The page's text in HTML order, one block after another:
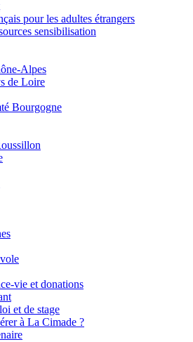
pour les adultes étrangers
sensibilisation
Alpes
de Loire
Bourgogne
vie et donations
et de stage
à La Cimade ?